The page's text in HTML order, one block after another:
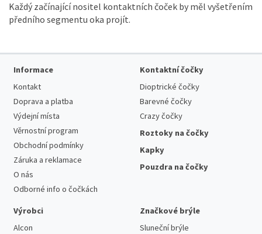
Každý začínající nositel kontaktních čoček by měl vyšetřením
předního segmentu oka projít.
Informace
Kontakt
Doprava a platba
Výdejní místa
Věrnostní program
Obchodní podmínky
Záruka a reklamace
O nás
Odborné info o čočkách
Kontaktní čočky
Dioptrické čočky
Barevné čočky
Crazy čočky
Roztoky na čočky
Kapky
Pouzdra na čočky
Výrobci
Alcon
Značkové brýle
Sluneční brýle